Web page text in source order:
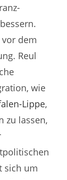
dem
Reul
wie
Lippe,
zu lassen,
sich um